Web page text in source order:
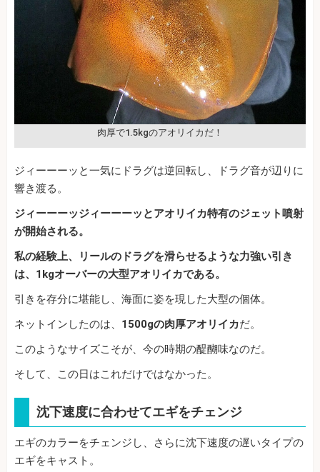
肉厚で1.5kgのアオリイカだ！
ジィーーーッと一気にドラグは逆回転し、ドラグ音が辺りに
響き渡る。
ジィーーーッジィーーーッとアオリイカ特有のジェット噴射
が開始される。
私の経験上、リールのドラグを滑らせるような力強い引き
は、1kgオーバーの大型アオリイカである。
引きを存分に堪能し、海面に姿を現した大型の個体。
ネットインしたのは、 1500gの肉厚アオリイカだ。
このようなサイズこそが、今の時期の醍醐味なのだ。
そして、この日はこれだけではなかった。
沈下速度に合わせてエギをチェンジ
エギのカラーをチェンジし、さらに沈下速度の遅いタイプの
エギをキャスト。